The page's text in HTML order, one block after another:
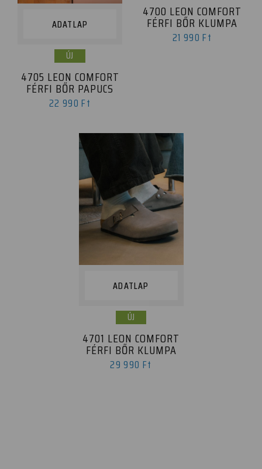
ADATLAP
ÚJ
4705 LEON COMFORT
FÉRFI BŐR PAPUCS
22 990 Ft
4700 LEON COMFORT
FÉRFI BŐR KLUMPA
21 990 Ft
ADATLAP
ÚJ
4701 LEON COMFORT
FÉRFI BŐR KLUMPA
29 990 Ft